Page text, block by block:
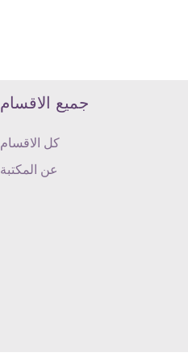
جميع الاقسام
كل الاقسام
عن المكتبة